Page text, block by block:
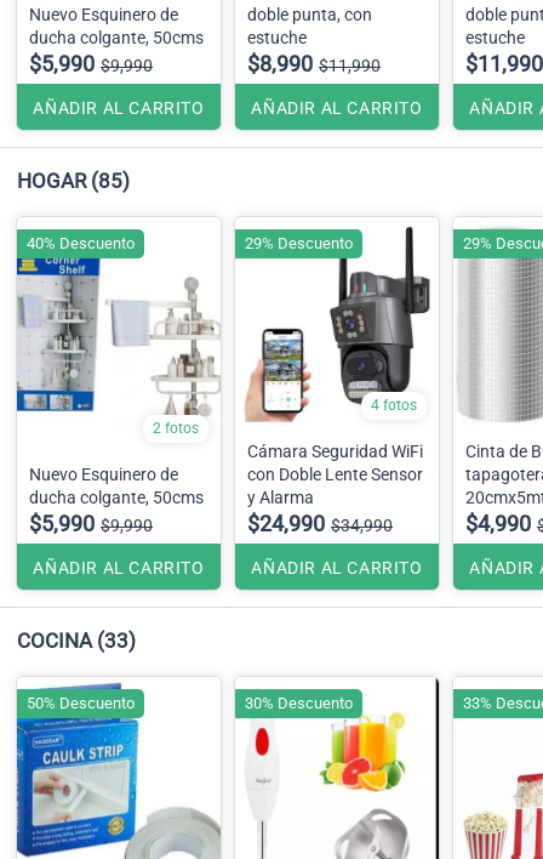
Nuevo Esquinero de
ducha colgante, 50cms
$5,990 $9,990
AÑADIR AL CARRITO
doble punta, con
estuche
$8,990 $11,990
AÑADIR AL CARRITO
doble
estuche
$11,990
AÑADIR
HOGAR (85)
2 fotos
Nuevo Esquinero de
ducha colgante, 50cms
$5,990 $9,990
AÑADIR AL CARRITO
40% Descuento
4 fotos
Cámara Seguridad WiFi
con Doble Lente Sensor
y Alarma
$24,990 $34,990
AÑADIR AL CARRITO
29% Descuento
Cinta de
$4,990
AÑADIR
29%
COCINA (33)
50% Descuento 30% Descuento 33%